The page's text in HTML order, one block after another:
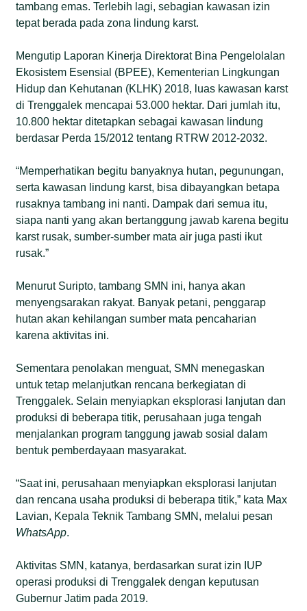
tambang emas. Terlebih lagi, sebagian kawasan izin
tepat berada pada zona lindung karst.
Mengutip Laporan Kinerja Direktorat Bina Pengelolalan
Ekosistem Esensial (BPEE), Kementerian Lingkungan
Hidup dan Kehutanan (KLHK) 2018, luas kawasan karst
di Trenggalek mencapai 53.000 hektar. Dari jumlah itu,
10.800 hektar ditetapkan sebagai kawasan lindung
berdasar Perda 15/2012 tentang RTRW 2012-2032.
“Memperhatikan begitu banyaknya hutan, pegunungan,
serta kawasan lindung karst, bisa dibayangkan betapa
rusaknya tambang ini nanti. Dampak dari semua itu,
siapa nanti yang akan bertanggung jawab karena begitu
karst rusak, sumber-sumber mata air juga pasti ikut
rusak.”
Menurut Suripto, tambang SMN ini, hanya akan
menyengsarakan rakyat. Banyak petani, penggarap
hutan akan kehilangan sumber mata pencaharian
karena aktivitas ini.
Sementara penolakan menguat, SMN menegaskan
untuk tetap melanjutkan rencana berkegiatan di
Trenggalek. Selain menyiapkan eksplorasi lanjutan dan
produksi di beberapa titik, perusahaan juga tengah
menjalankan program tanggung jawab sosial dalam
bentuk pemberdayaan masyarakat.
“Saat ini, perusahaan menyiapkan eksplorasi lanjutan
dan rencana usaha produksi di beberapa titik,” kata Max
Lavian, Kepala Teknik Tambang SMN, melalui pesan
WhatsApp.
Aktivitas SMN, katanya, berdasarkan surat izin IUP
operasi produksi di Trenggalek dengan keputusan
Gubernur Jatim pada 2019.